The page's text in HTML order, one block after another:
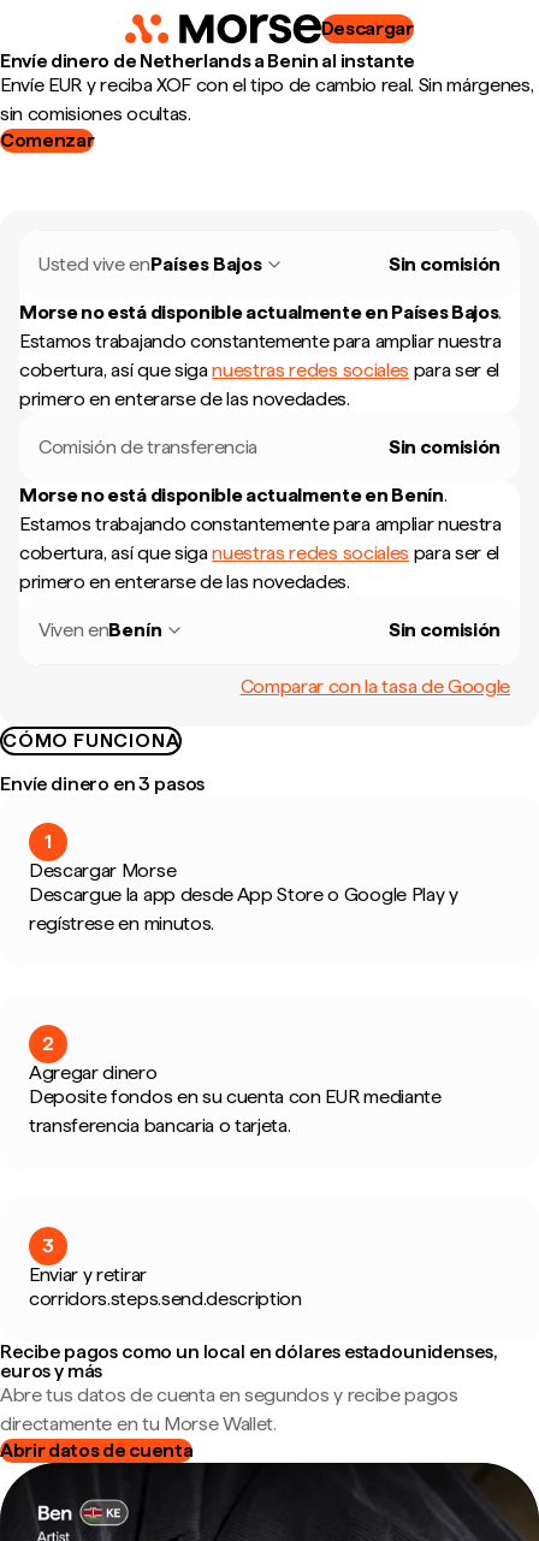
Descargar
Envíe dinero de Netherlands a Benin al instante
Envíe EUR y reciba XOF con el tipo de cambio real. Sin márgenes,
sin comisiones ocultas.
Comenzar
Usted vive enPaíses Bajos Sin comisión
Morse no está disponible actualmente en Países Bajos.
Estamos trabajando constantemente para ampliar nuestra
cobertura, así que siganuestras redes sociales para ser el
primero en enterarse de las novedades.
Comisión de transferencia Sin comisión
Morse no está disponible actualmente en Benín.
Estamos trabajando constantemente para ampliar nuestra
cobertura, así que siganuestras redes sociales para ser el
primero en enterarse de las novedades.
Viven enBenín Sin comisión
Comparar con la tasa de Google
CÓMO FUNCIONA
Envíe dinero en 3 pasos
1
Descargar Morse
Descargue la app desde App Store o Google Play y
regístrese en minutos.
2
Agregar dinero
Deposite fondos en su cuenta con EUR mediante
transferencia bancaria o tarjeta.
3
Enviar y retirar
corridors.steps.send.description
Recibe pagos como un local en dólares estadounidenses,
euros y más
Abre tus datos de cuenta en segundos y recibe pagos
directamente en tu Morse Wallet.
Abrir datos de cuenta